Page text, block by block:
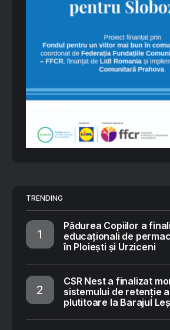
TRENDING
Pădurea Copiilor a
educaționali de
în Ploiești și Urziceni
CSR Nest a finalizat
sistemului de retenție
plutitoare la Barajul